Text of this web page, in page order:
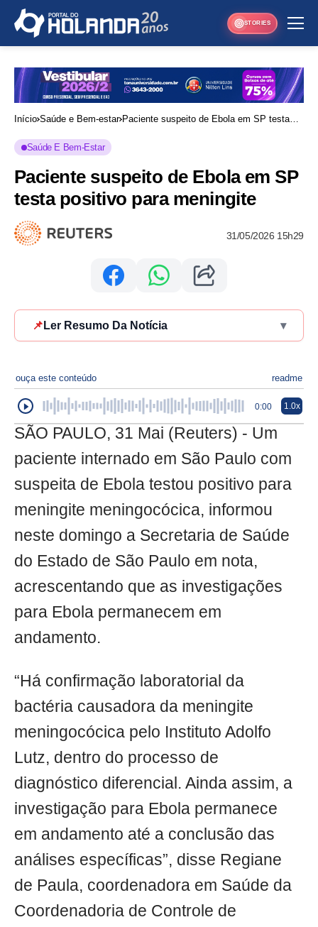
STORIES
Início Saúde e Bem-estar Paciente suspeito de Ebola em SP testa
Saúde E Bem-Estar
Paciente suspeito de Ebola em SP
testa positivo para meningite
31/05/2026 15h29
📌 Ler Resumo Da Notícia ▾
ouça este conteúdo readme
0:00 1.0x
SÃO PAULO, 31 Mai (Reuters) - Um
paciente internado em São Paulo com
suspeita de Ebola testou positivo para
meningite meningocócica, informou
neste domingo a Secretaria de Saúde
do Estado de São Paulo em nota,
acrescentando que as investigações
para Ebola permanecem em
andamento.
“Há confirmação laboratorial da
bactéria causadora da meningite
meningocócica pelo Instituto Adolfo
Lutz, dentro do processo de
diagnóstico diferencial. Ainda assim, a
investigação para Ebola permanece
em andamento até a conclusão das
análises específicas”, disse Regiane
de Paula, coordenadora em Saúde da
Coordenadoria de Controle de